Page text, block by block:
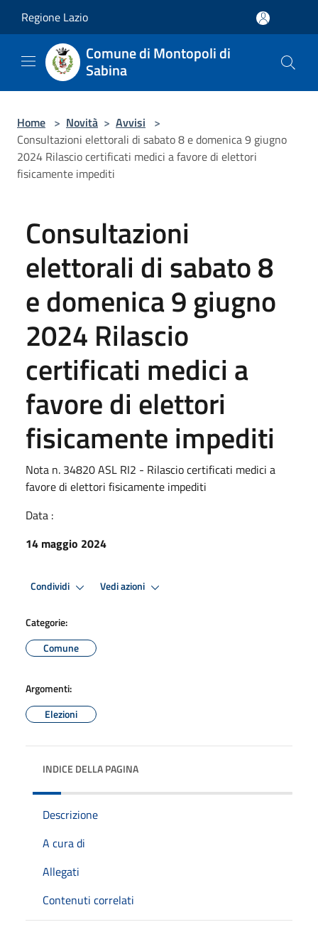
Regione Lazio
Comune di Montopoli di
Sabina
Home > Novità > Avvisi >
Consultazioni elettorali di sabato 8 e domenica 9 giugno
2024 Rilascio certificati medici a favore di elettori
fisicamente impediti
Consultazioni
elettorali di sabato 8
e domenica 9 giugno
2024 Rilascio
certificati medici a
favore di elettori
fisicamente impediti
Nota n. 34820 ASL RI2 - Rilascio certificati medici a
favore di elettori fisicamente impediti
Data :
14 maggio 2024
Condividi Vedi azioni
Categorie:
Comune
Argomenti:
Elezioni
INDICE DELLA PAGINA
Descrizione
A cura di
Allegati
Contenuti correlati